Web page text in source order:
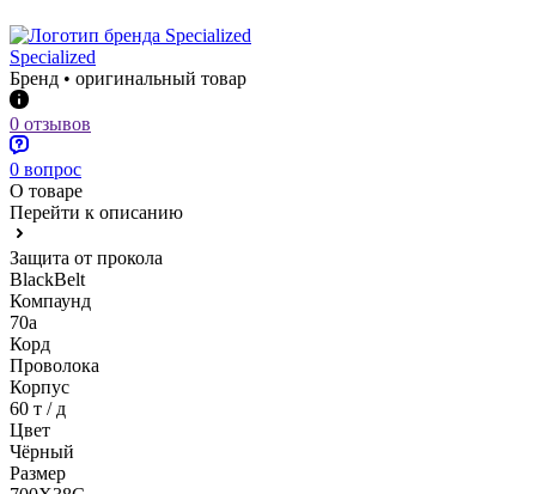
Specialized
Бренд • оригинальный товар
0 отзывов
0 вопрос
О товаре
Перейти к описанию
Защита от прокола
BlackBelt
Компаунд
70а
Корд
Проволока
Корпус
60 т / д
Цвет
Чёрный
Размер